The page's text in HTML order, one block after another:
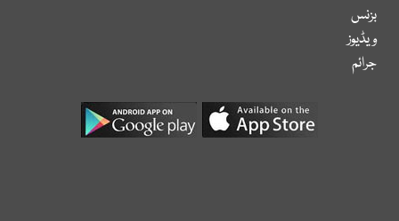
بزنس
ویڈیوز
جرائم